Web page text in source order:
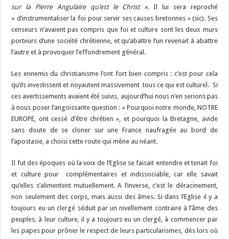
sur la Pierre Angulaire qu’est le Christ ». Il lui sera reproché
« d’instrumentaliser la foi pour servir ses causes bretonnes » (sic). Ses
censeurs n’avaient pas compris que foi et culture sont les deux murs
porteurs d’une société chrétienne, et qu’abattre l’un revenait à abattre
l’autre et à provoquer l’effondrement général.
Les ennemis du christianisme l’ont fort bien compris : c’est pour cela
qu’ils investissent et noyautent massivement tous ce qui est culturel. Si
ces avertissements avaient été suivis, aujourd’hui nous n’en serions pas
à nous poser l’angoissante question : « Pourquoi notre monde, NOTRE
EUROPE, ont cessé d’être chrétien », et pourquoi la Bretagne, avide
sans doute de se cloner sur une France naufragée au bord de
l’apostasie, a choisi cette route qui mène au néant.
Il fut des époques où la voix de l’Eglise se faisait entendre et tenait foi
et culture pour complémentaires et indissociable, car elle savait
qu’elles s’alimentent mutuellement. A l’inverse, c’est le déracinement,
non seulement des corps, mais aussi des âmes. Si dans l’Eglise il y a
toujours eu un clergé séduit par un nivellement contraire à l’âme des
peuples, à leur culture, il y a toujours eu un clergé, à commencer par
les papes pour prôner le respect de leurs particularismes, dès lors où